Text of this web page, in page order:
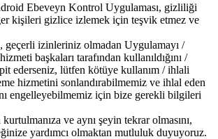
Ebeveyn Kontrol Uygulaması, gizliliği
kişileri gizlice izlemek için teşvik etmez ve
geçerli izinleriniz olmadan Uygulamayı /
başkaları tarafından kullanıldığını /
ederseniz, lütfen kötüye kullanım / ihlali
hizmetini sonlandırabilmemiz ve ihlal eden
engelleyebilmemiz için bize gerekli bilgileri
ve aynı şeyin tekrar olmasını,
yardımcı olmaktan mutluluk duyuyoruz.